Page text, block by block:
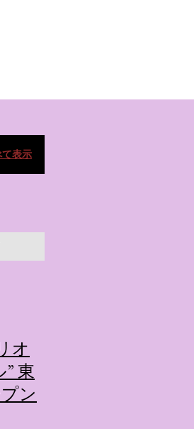
表示
オ
東
ン